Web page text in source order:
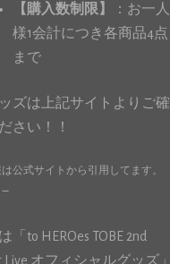
【購入数制限】
：お一人
様1会計につき各商品4点
まで
ズは上記サイトよりご確
さい！！
公式サイトから引用してます。
「to HEROes TOBE 2nd
Live オフィシャルグッズ」